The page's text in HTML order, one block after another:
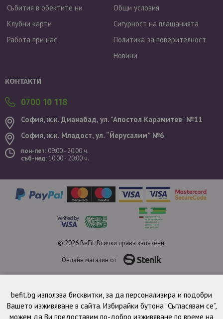
Събития в обектите ни
Клубни карти
Работа при нас
Общи условия
Сигурност на плащанията
Политика за поверителност
Новини
КОНТАКТИ
0700 10 118
София, ж.к. Дианабад, ул. "Aпостол Карамитев" №11
София, ж.к. Младост, ул. “Йерусалим” №6
пон-пет: 09:00 - 20:00 ч.
съб-нед:10:00 - 20:00 ч.
© 2026 BeFit. Всички права запазени.
Онлайн магазин от
befit.bg използва бисквитки, за да персонализира и подобри
Вашето изживяване в сайта. Избирайки бутона “Съгласявам се”,
можем да Ви предоставим по-добро изживяване по време на